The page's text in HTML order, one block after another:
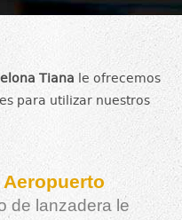
Tiana le ofrecemos
para utilizar nuestros
de lanzadera le